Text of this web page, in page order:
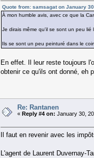
Quote from: samsagat on January
À mon humble avis, avec ce que la
Je dirais même qu'il se sont un peu lié
Ils se sont un peu peinturé dans le
En effet. Il leur reste toujours
obtenir ce qu'ils ont donné, eh
Re: Rantanen
« Reply #4 on: January 30,
Il faut en revenir avec les
L'agent de Laurent Duvernay-